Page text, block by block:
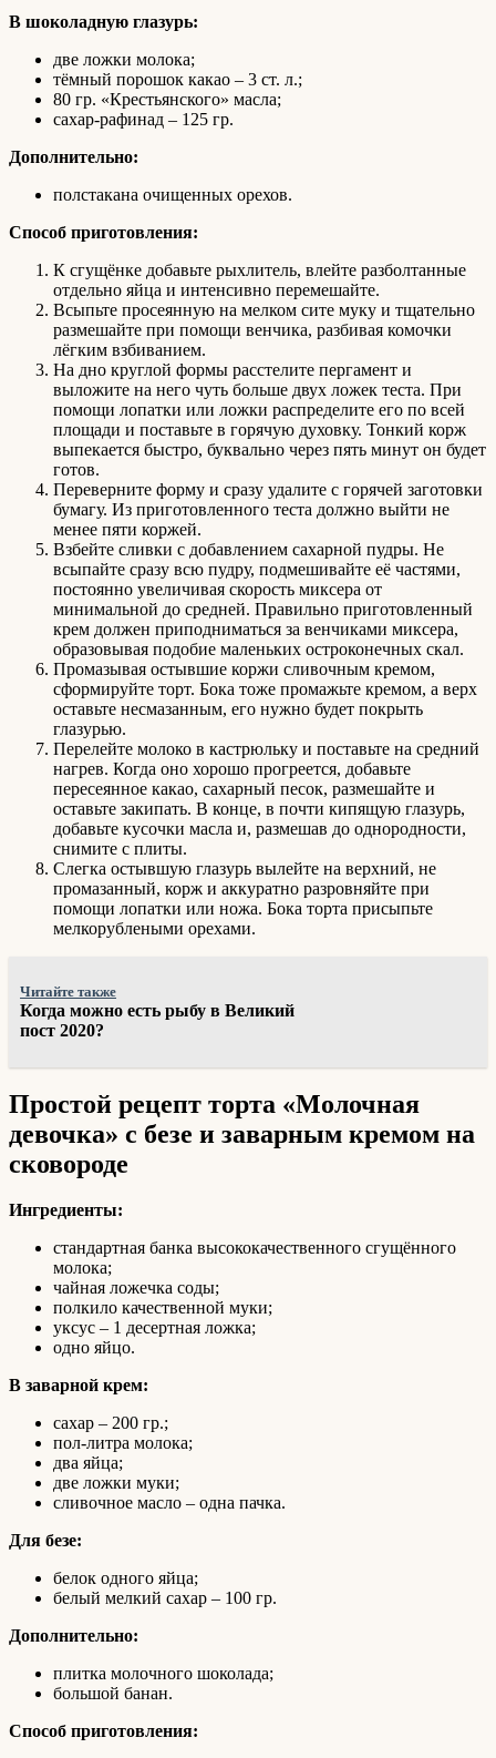
В шоколадную глазурь:
две ложки молока;
тёмный порошок какао – 3 ст. л.;
80 гр. «Крестьянского» масла;
сахар-рафинад – 125 гр.
Дополнительно:
полстакана очищенных орехов.
Способ приготовления:
К сгущёнке добавьте рыхлитель, влейте разболтанные
отдельно яйца и интенсивно перемешайте.
Всыпьте просеянную на мелком сите муку и тщательно
размешайте при помощи венчика, разбивая комочки
лёгким взбиванием.
На дно круглой формы расстелите пергамент и
выложите на него чуть больше двух ложек теста. При
помощи лопатки или ложки распределите его по всей
площади и поставьте в горячую духовку. Тонкий корж
выпекается быстро, буквально через пять минут он будет
готов.
Переверните форму и сразу удалите с горячей заготовки
бумагу. Из приготовленного теста должно выйти не
менее пяти коржей.
Взбейте сливки с добавлением сахарной пудры. Не
всыпайте сразу всю пудру, подмешивайте её частями,
постоянно увеличивая скорость миксера от
минимальной до средней. Правильно приготовленный
крем должен приподниматься за венчиками миксера,
образовывая подобие маленьких остроконечных скал.
Промазывая остывшие коржи сливочным кремом,
сформируйте торт. Бока тоже промажьте кремом, а верх
оставьте несмазанным, его нужно будет покрыть
глазурью.
Перелейте молоко в кастрюльку и поставьте на средний
нагрев. Когда оно хорошо прогреется, добавьте
пересеянное какао, сахарный песок, размешайте и
оставьте закипать. В конце, в почти кипящую глазурь,
добавьте кусочки масла и, размешав до однородности,
снимите с плиты.
Слегка остывшую глазурь вылейте на верхний, не
промазанный, корж и аккуратно разровняйте при
помощи лопатки или ножа. Бока торта присыпьте
мелкорублеными орехами.
Читайте также
Когда можно есть рыбу в Великий
пост 2020?
Простой рецепт торта «Молочная
девочка» с безе и заварным кремом на
сковороде
Ингредиенты:
стандартная банка высококачественного сгущённого
молока;
чайная ложечка соды;
полкило качественной муки;
уксус – 1 десертная ложка;
одно яйцо.
В заварной крем:
сахар – 200 гр.;
пол-литра молока;
два яйца;
две ложки муки;
сливочное масло – одна пачка.
Для безе:
белок одного яйца;
белый мелкий сахар – 100 гр.
Дополнительно:
плитка молочного шоколада;
большой банан.
Способ приготовления: